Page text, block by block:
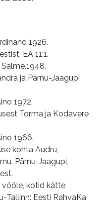
1926.
EA 11:1.
ja Pärnu-Jaagupi
1972.
Torma ja Kodavere
1966.
kohta Audru,
Pärnu-Jaagupi,
vööle, kotid kätte
Tallinn: Eesti RahvaKa